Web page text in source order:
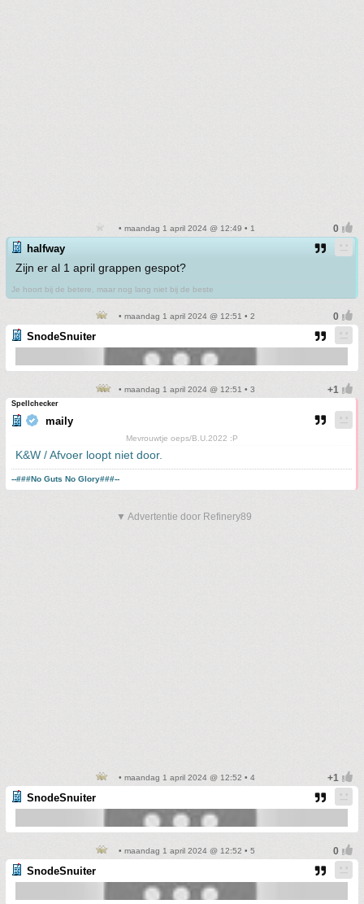
• maandag 1 april 2024 @ 12:49 • 1
halfway
Zijn er al 1 april grappen gespot?
Je hoort bij de betere, maar nog lang niet bij de beste
• maandag 1 april 2024 @ 12:51 • 2
SnodeSnuiter
• maandag 1 april 2024 @ 12:51 • 3
Spellchecker
maily
Mevrouwtje oeps/B.U.2022 :P
K&W / Afvoer loopt niet door.
--###No Guts No Glory###--
▼ Advertentie door Refinery89
• maandag 1 april 2024 @ 12:52 • 4
SnodeSnuiter
• maandag 1 april 2024 @ 12:52 • 5
SnodeSnuiter